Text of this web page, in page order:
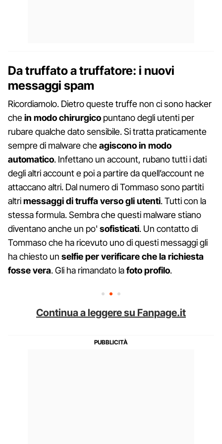
Da truffato a truffatore: i nuovi
messaggi spam
Ricordiamolo. Dietro queste truffe non ci sono hacker
chein modo chirurgico puntano degli utenti per
rubare qualche dato sensibile. Si tratta praticamente
sempre di malware cheagiscono in modo
automatico. Infettano un account, rubano tutti i dati
degli altri account e poi a partire da quell’account ne
attaccano altri. Dal numero di Tommaso sono partiti
altrimessaggi di truffa verso gli utenti. Tutti con la
stessa formula. Sembra che questi malware stiano
diventano anche un po' sofisticati. Un contatto di
Tommaso che ha ricevuto uno di questi messaggi gli
ha chiesto un selfie per verificare che la richiesta
fosse vera. Gli ha rimandato lafoto profilo.
Continua a leggere su Fanpage.it